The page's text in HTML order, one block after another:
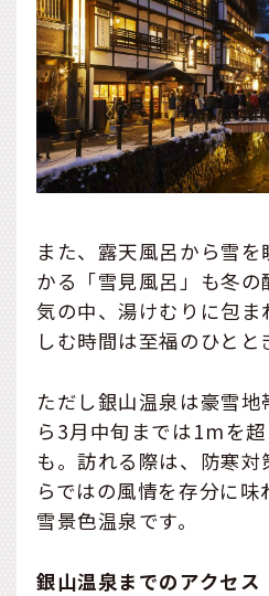
また、露天風呂から雪
かる「雪見風呂」も冬
気の中、湯けむりに包
しむ時間は至福のひとと
ただし銀山温泉は豪雪
ら3月中旬までは1mを
も。訪れる際は、防寒
らではの風情を存分に
雪景色温泉です。
銀山温泉までのアクセス